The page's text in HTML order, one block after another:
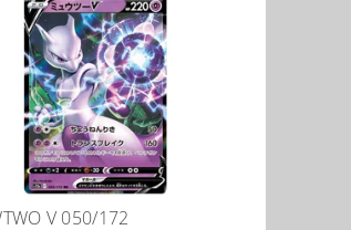
V 050/172